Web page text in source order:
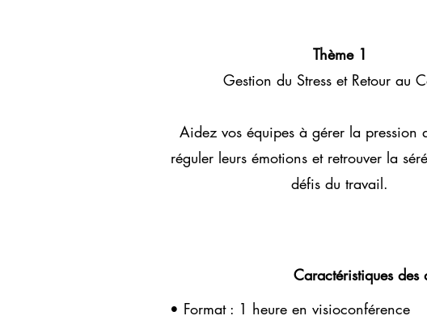
Thème 1
Gestion du Stress et Retour au
Aidez vos équipes à gérer la pression
réguler leurs émotions et retrouver la
défis du travail.
Caractéristiques des
• Format : 1 heure en visioconférence